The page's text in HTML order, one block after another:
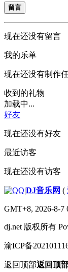
留言
现在还没有留言
我的乐单
现在还没有制作
收到的礼物
加载中...
好友
现在还没有好友
最近访客
现在还没有访客
|DJ音乐网 (
GMT+8, 2026-8-7
dj.net 版权所有
渝ICP备
返回顶部返回顶